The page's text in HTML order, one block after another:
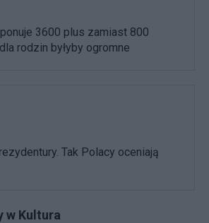
3600 plus zamiast 800
rodzin byłyby ogromne
Tak Polacy oceniają
w Kultura